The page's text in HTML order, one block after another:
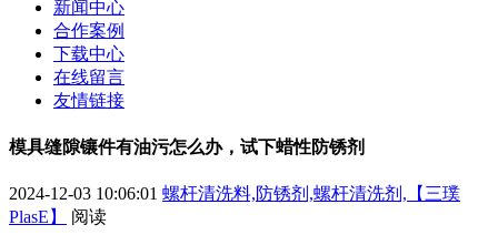
新闻中心
合作案例
下载中心
在线留言
友情链接
模具缝隙镶件有油污怎么办，试下蜡性防锈剂
2024-12-03 10:06:01 螺杆清洗料,防锈剂,螺杆清洗剂,【三璞
PlasE】
阅读